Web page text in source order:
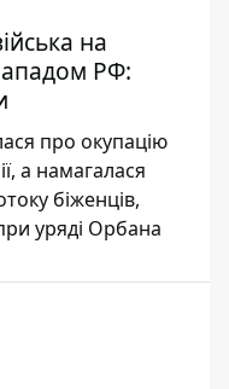
на
РФ:
про окупацію
а намагалася
біженців,
уряді Орбана